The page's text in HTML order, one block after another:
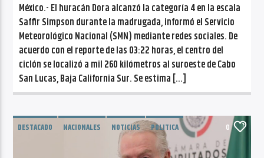
México.- El huracán Dora alcanzó la categoría 4 en la escala
Saffir Simpson durante la madrugada, informó el Servicio
Meteorológico Nacional (SMN) mediante redes sociales. De
acuerdo con el reporte de las 03:22 horas, el centro del
ciclón se localizó a mil 260 kilómetros al suroeste de Cabo
San Lucas, Baja California Sur. Se estima […]
DESTACADO NACIONALES NOTICIAS POLITICA 0